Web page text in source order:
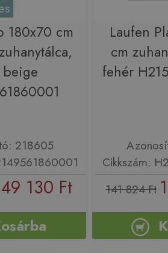
180x70 cm
beige
218605
130 Ft
Laufen
cm
fehér
Cikkszám:
141 824 Ft